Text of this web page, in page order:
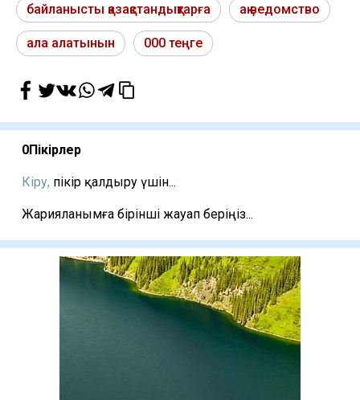
байланысты қазақстандықтарға ақ ведомство
ала алатынын 000 теңге
0Пікірлер
Кіру, пікір қалдыру үшін...
Жарияланымға бірінші жауап беріңіз...